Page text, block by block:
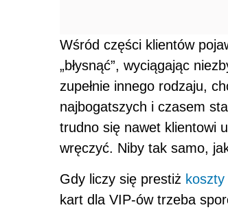
Wśród części klientów
„błysnąć”, wyciągając
zupełnie innego rodzaju,
najbogatszych i czasem
trudno się nawet klientowi
wręczyć. Niby tak samo,
Gdy liczy się prestiż koszty
kart dla VIP-ów trzeba